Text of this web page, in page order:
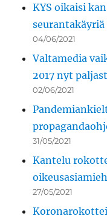
KYS oikaisi
04/06/2021
Valtamedia
2017 nyt
02/06/2021
31/05/2021
Kantelu
27/05/2021